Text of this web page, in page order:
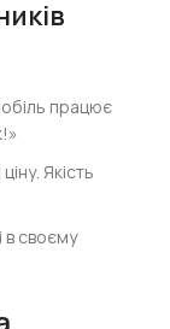
працює
Якість
в своєму